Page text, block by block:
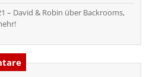
– David & Robin über Backrooms,